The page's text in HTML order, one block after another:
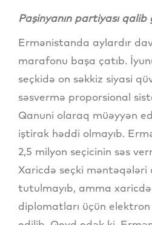
Paşinyanın partiyası qalib
Ermənistanda aylardır
marafonu başa çatıb.
seçkidə on səkkiz siyasi
səsvermə proporsional
Qanuni olaraq müəyyən
iştirak həddi olmayıb.
2,5 milyon seçicinin səs
Xaricdə seçki məntəqələri
tutulmayıb, amma xaricdə
diplomatları üçün